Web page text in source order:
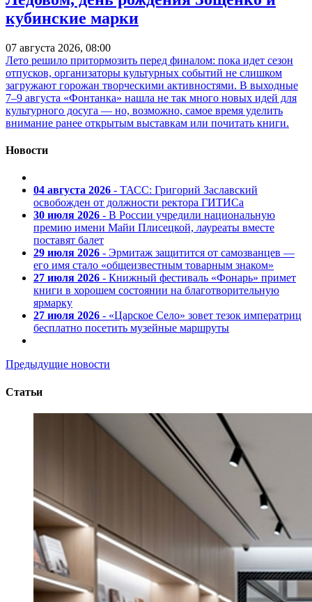
кубинские марки
07 августа 2026, 08:00
Лето решило притормозить перед финалом: пока идет сезон
отпусков, организаторы культурных событий не слишком
загружают горожан творческими активностями. В выходные
7–9 августа «Фонтанка» нашла не так много новых идей для
культурного досуга — но, возможно, самое время уделить
внимание ранее открытым выставкам или почитать книги.
Новости
04 августа 2026 - ТАСС: Григорий Заславский
освобожден от должности ректора ГИТИСа
30 июля 2026 - В России учредили национальную
премию имени Майи Плисецкой, лауреаты вместе
поставят балет
29 июля 2026 - Эрмитаж защитится от самозванцев —
его имя стало «общеизвестным товарным знаком»
27 июля 2026 - Книжный фестиваль «Фонарь» примет
книги в хорошем состоянии на благотворительную
ярмарку
27 июля 2026 - «Царское Село» зовет тезок императриц
бесплатно посетить музейные маршруты
Предыдущие новости
Статьи